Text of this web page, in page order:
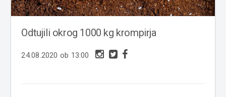
Odtujili okrog 1000 kg krompirja
24.08.2020 ob 13:00